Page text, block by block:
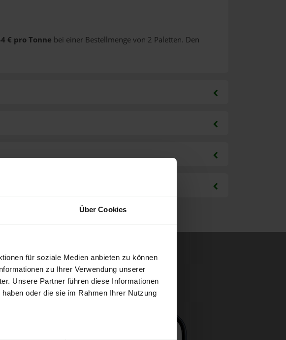
Über Cookies
für soziale Medien anbieten zu können
zu Ihrer Verwendung unserer
Unsere Partner führen diese Informationen
oder die sie im Rahmen Ihrer Nutzung
€ pro Tonne bei einer Bestellmenge von 2 Paletten. Den